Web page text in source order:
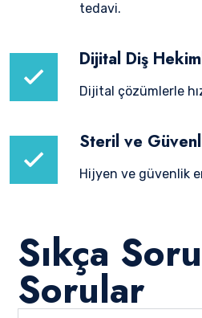
tedavi.
Dijital Diş
Dijital çözümlerle
Steril ve
Hijyen ve güvenlik
Sıkça
Sorular